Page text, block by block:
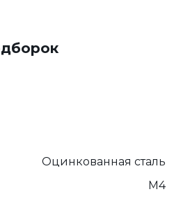
Оцинкованная сталь
М4